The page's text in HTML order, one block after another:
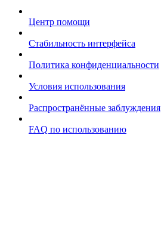
Центр помощи
Стабильность интерфейса
Политика конфиденциальности
Условия использования
Распространённые заблуждения
FAQ по использованию